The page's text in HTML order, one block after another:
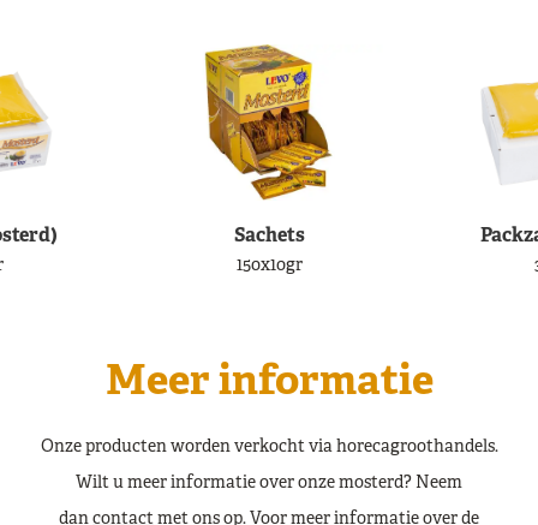
Sachets
150x10gr
Meer informatie
Onze producten worden verkocht via horecagroothandels.
Wilt u meer informatie over onze mosterd? Neem
dancontactmet ons op. Voor meer informatie over de